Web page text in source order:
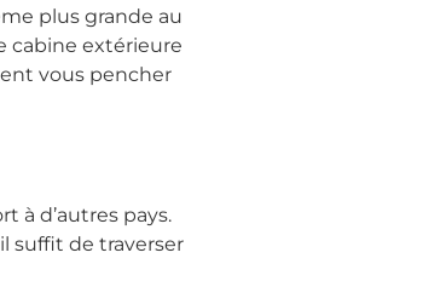
plus grande au
cabine extérieure
vous pencher
à d’autres pays.
suffit de traverser